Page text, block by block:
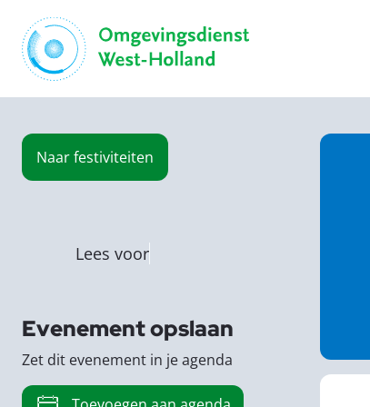
Naarfestiviteiten
Lees voor
Evenement opslaan
Zet dit evenement in je agenda